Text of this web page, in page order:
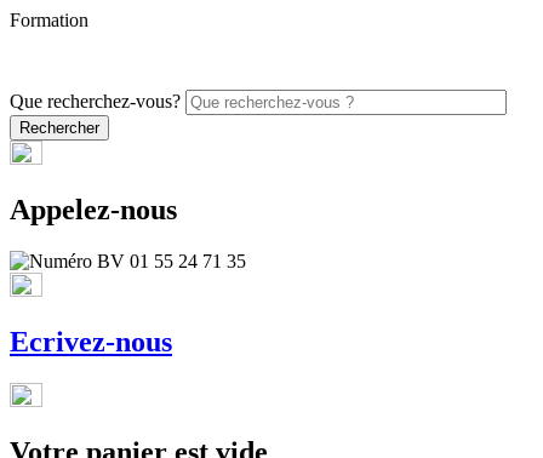
Formation
Que recherchez-vous?
Appelez-nous
Ecrivez-nous
Votre panier est vide